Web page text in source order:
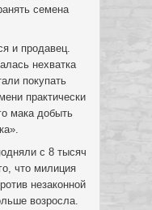
семена
и продавец.
нехватка
покупать
практически
мака добыть
с 8 тысяч
что милиция
незаконной
возросла.